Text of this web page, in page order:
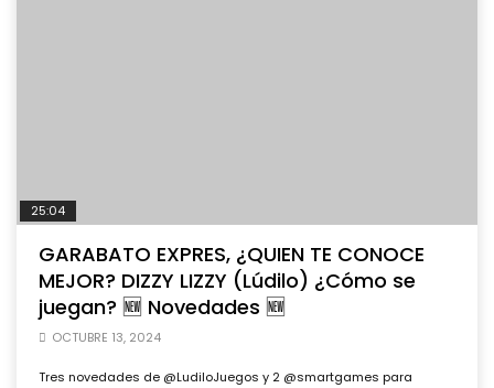
25:04
GARABATO EXPRES, ¿QUIEN TE CONOCE
MEJOR? DIZZY LIZZY (Lúdilo) ¿Cómo se
juegan? 🆕 Novedades 🆕
OCTUBRE 13, 2024
Tres novedades de @LudiloJuegos y 2 @smartgames para